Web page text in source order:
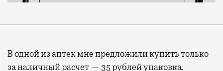
В одной из аптек мне предложили купить только
за наличный расчет — 35 рублей упаковка.